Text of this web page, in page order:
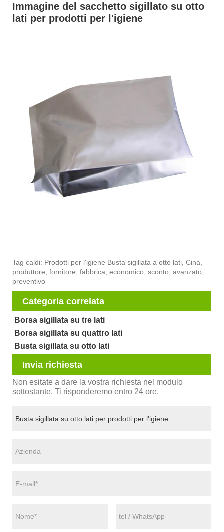
Immagine del sacchetto sigillato su otto
lati per prodotti per l'igiene
Tag caldi: Prodotti per l'igiene Busta sigillata a otto lati, Cina,
produttore, fornitore, fabbrica, economico, sconto, avanzato,
preventivo
Categoria correlata
Borsa sigillata su tre lati
Borsa sigillata su quattro lati
Busta sigillata su otto lati
Invia richiesta
Non esitate a dare la vostra richiesta nel modulo
sottostante. Ti risponderemo entro 24 ore.